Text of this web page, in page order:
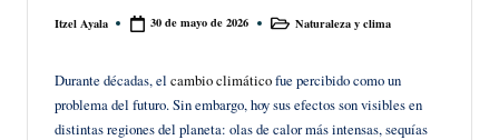
Publicado
Itzel Ayala 30 de mayo de 2026 PublicadoNaturaleza y clima
Durante décadas, el cambio climáticofue percibido como un
problema del futuro. Sin embargo, hoy sus efectos son visibles en
distintas regiones del planeta: olas de calor más intensas, sequías